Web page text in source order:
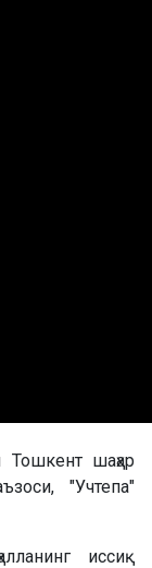
шаҳар
"Учтепа"
иссиқ